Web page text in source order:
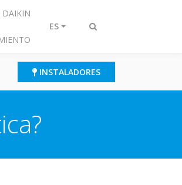
Alternar
DAIKIN
ES
INSTALADORES